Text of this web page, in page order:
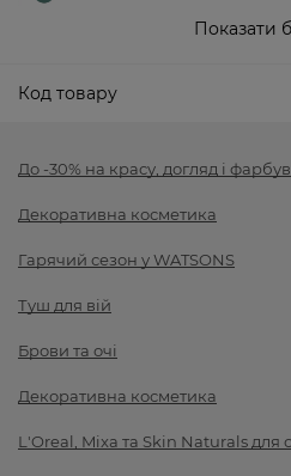
Показати
Код товару
До -30% на красу, догляд і
Декоративна косметика
Гарячий сезон у WATSONS
Туш для вій
Брови та очі
Декоративна косметика
L'Oreal, Mixa та Skin Naturals для